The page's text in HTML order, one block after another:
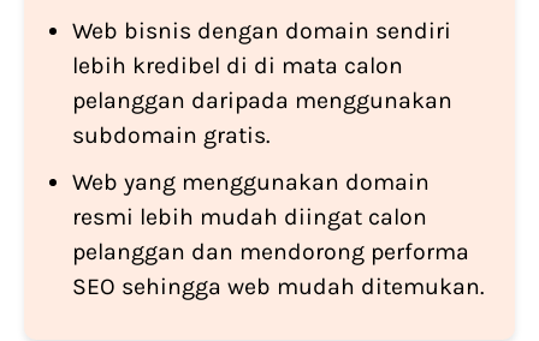
Web bisnis dengan domain sendiri
lebih kredibel di di mata calon
pelanggan daripada menggunakan
subdomain gratis.
Web yang menggunakan domain
resmi lebih mudah diingat calon
pelanggan dan mendorong performa
SEO sehingga web mudah ditemukan.